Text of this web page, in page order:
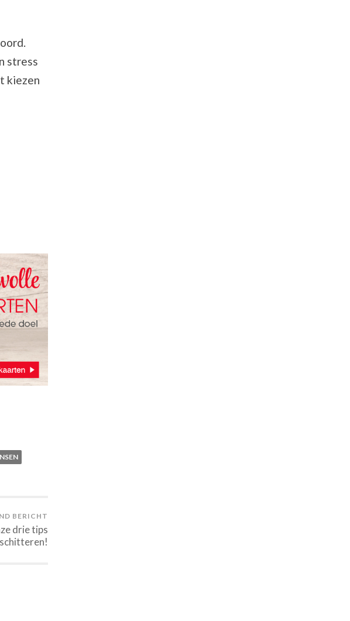
stress
kiezen
BERICHT
drie tips